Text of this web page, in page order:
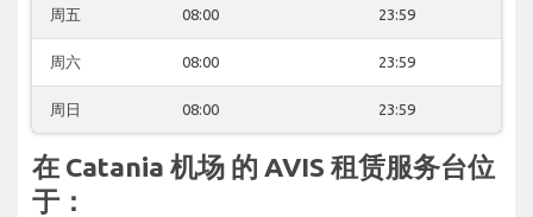
周五 08:00 23:59
周六 08:00 23:59
周日 08:00 23:59
在 Catania 机场 的 AVIS 租赁服务台位
于：